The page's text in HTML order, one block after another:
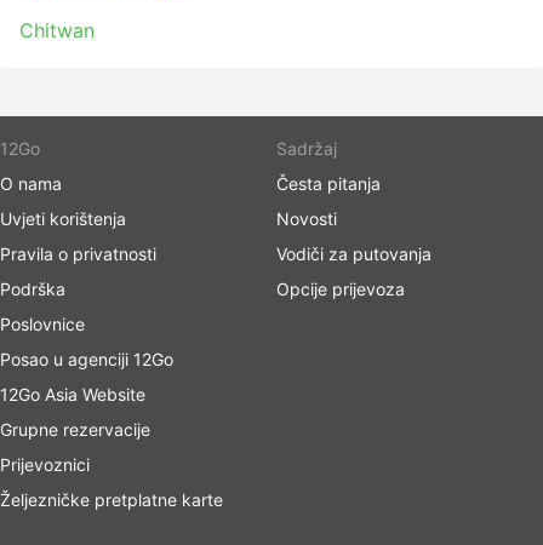
Chitwan
12Go
O nama
Uvjeti korištenja
Pravila o privatnosti
Podrška
Poslovnice
Posao u agenciji 12Go
12Go Asia Website
Grupne rezervacije
Prijevoznici
Željezničke pretplatne karte
Sadržaj
Česta pitanja
Novosti
Vodiči za putovanja
Opcije prijevoza